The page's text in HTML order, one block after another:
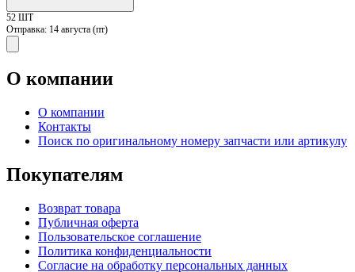
52 ШТ
Отправка: 14 августа (пт)
О компании
О компании
Контакты
Поиск по оригинальному номеру запчасти или артикулу
Покупателям
Возврат товара
Публичная оферта
Пользовательское соглашение
Политика конфиденциальности
Согласие на обработку персональных данных